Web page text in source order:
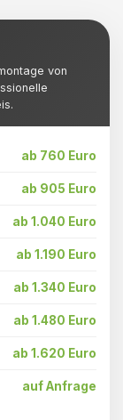
von
ab 760 Euro
ab 905 Euro
ab 1.040 Euro
ab 1.190 Euro
ab 1.340 Euro
ab 1.480 Euro
ab 1.620 Euro
auf Anfrage